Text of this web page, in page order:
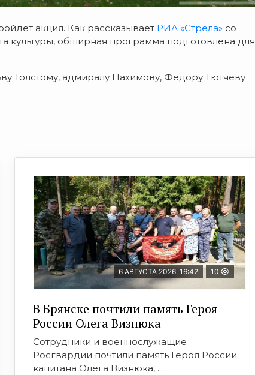
акция. Как рассказывает РИА «Стрела» со
культуры, обширная программа подготовлена для
Толстому, адмиралу Нахимову, Фёдору Тютчеву
6 АВГУСТА 2026, 16:42 10
В Брянске почтили память Героя
России Олега Визнюка
Сотрудники и военнослужащие
Росгвардии почтили память Героя России
капитана Олега Визнюка, ...